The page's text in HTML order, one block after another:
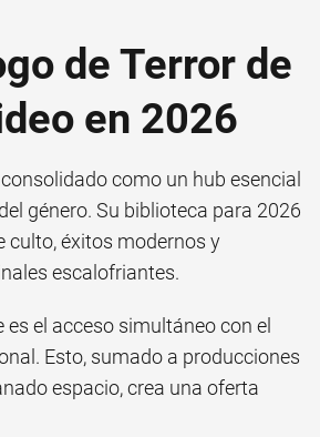
de Terror de
en 2026
como un hub esencial
género. Su biblioteca para 2026
culto, éxitos modernos y
escalofriantes.
es el acceso simultáneo con el
Esto, sumado a producciones
espacio, crea una oferta